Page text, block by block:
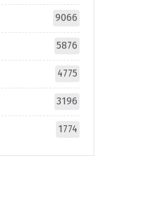
9066
5876
4775
3196
1774